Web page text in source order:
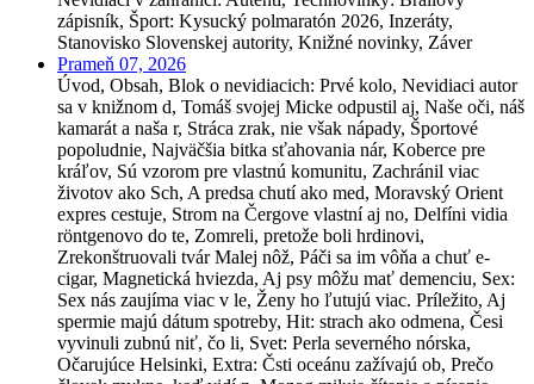
zápisník, Šport: Kysucký polmaratón 2026, Inzeráty,
Stanovisko Slovenskej autority, Knižné novinky, Záver
Prameň 07, 2026
Úvod, Obsah, Blok o nevidiacich: Prvé kolo, Nevidiaci autor
sa v knižnom d, Tomáš svojej Micke odpustil aj, Naše oči, náš
kamarát a naša r, Stráca zrak, nie však nápady, Športové
popoludnie, Najväčšia bitka sťahovania nár, Koberce pre
kráľov, Sú vzorom pre vlastnú komunitu, Zachránil viac
životov ako Sch, A predsa chutí ako med, Moravský Orient
expres cestuje, Strom na Čergove vlastní aj no, Delfíni vidia
röntgenovo do te, Zomreli, pretože boli hrdinovi,
Zrekonštruovali tvár Malej nôž, Páči sa im vôňa a chuť e-
cigar, Magnetická hviezda, Aj psy môžu mať demenciu, Sex:
Sex nás zaujíma viac v le, Ženy ho ľutujú viac. Príležito, Aj
spermie majú dátum spotreby, Hit: strach ako odmena, Česi
vyvinuli zubnú niť, čo li, Svet: Perla severného nórska,
Očarujúce Helsinki, Extra: Čsti oceánu zažívajú ob, Prečo